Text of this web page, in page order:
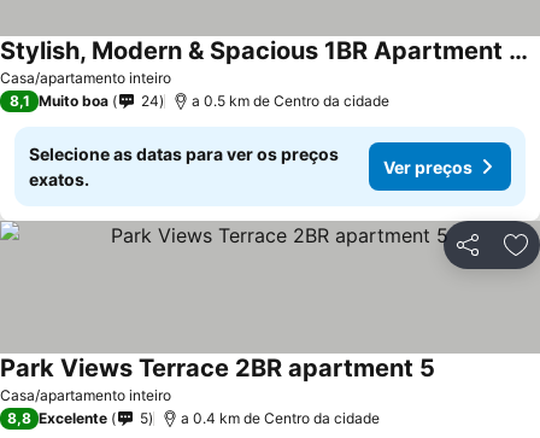
Casa/apartamento inteiro
Stylish, Modern & Spacious 1BR Apartment close to Salina Bay - Bugibba
8,1 Muito boa 24 a 0.5 km de Centro da cidade
Selecione as datas para ver os preços
exatos.
Ver preços
Partilhar
Casa/apartamento inteiro
Park Views Terrace 2BR apartment 5
8,8 Excelente 5 a 0.4 km de Centro da cidade